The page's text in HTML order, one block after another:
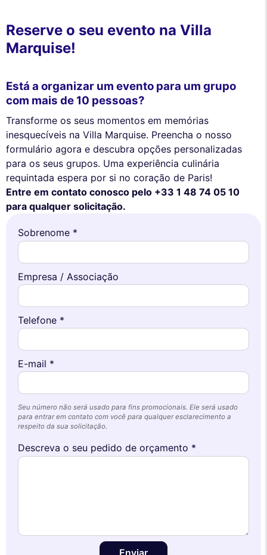
Reserve o seu evento na Villa
Marquise!
Está a organizar um evento para um grupo
com mais de 10 pessoas?
Transforme os seus momentos em memórias
inesquecíveis na Villa Marquise. Preencha o nosso
formulário agora e descubra opções personalizadas
para os seus grupos. Uma experiência culinária
requintada espera por si no coração de Paris!
Entre em contato conosco pelo +33 1 48 74 05 10
para qualquer solicitação.
Sobrenome *
Empresa / Associação
Telefone *
E-mail *
Seu número não será usado para fins promocionais. Ele será usado
para entrar em contato com você para qualquer esclarecimento a
respeito da sua solicitação.
Descreva o seu pedido de orçamento *